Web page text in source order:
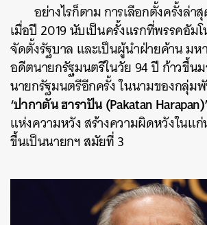
อย่างไรก็ตาม การเลือกตั้งครั้งล่า
เมื่อปี 2019 นับเป็นครั้งแรกที่พรรคอัม
จัดตั้งรัฐบาล และเป็นผู้นำฝ่ายค้าน มห
อดีตนายกรัฐมนตรีในวัย 94 ปี ก้าวขึ้น
นายกรัฐมนตรีอีกครั้ง ในนามของกลุ่ม
‘ปากาตัน ฮาราปัน (Pakatan Harapan)’
แห่งความหวัง สร้างความผิดหวังในแ
ขึ้นเป็นนายกฯ สมัยที่ 3